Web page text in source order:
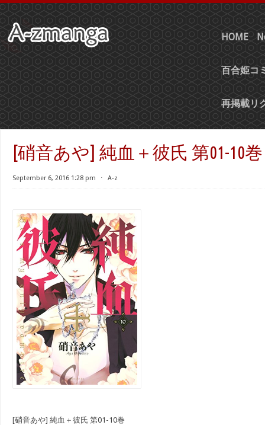
HOME
百合姫コ
再掲載リ
[硝音あや] 純血＋彼氏 第01-10巻
September 6, 2016 1:28 pm ⋅ A-z
[硝音あや] 純血＋彼氏 第01-10巻